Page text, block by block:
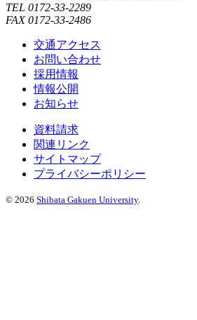
TEL 0172-33-2289
FAX 0172-33-2486
交通アクセス
お問い合わせ
採用情報
情報公開
お知らせ
資料請求
関連リンク
サイトマップ
プライバシーポリシー
© 2026 Shibata Gakuen University.